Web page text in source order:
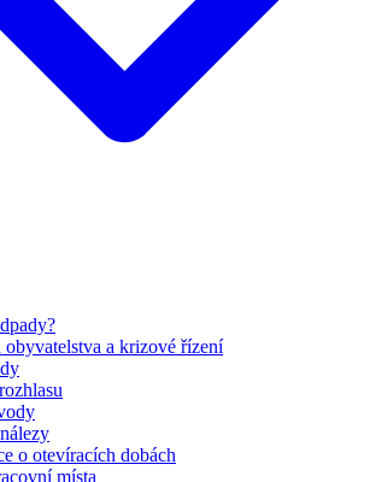
obyvatelstva a krizové řízení
o otevíracích dobách
místa